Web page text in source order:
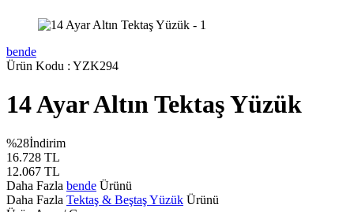
bende
Ürün Kodu : YZK294
14 Ayar Altın Tektaş Yüzük
%28İndirim
16.728 TL
12.067 TL
Daha Fazla bende Ürünü
Daha Fazla Tektaş & Beştaş Yüzük Ürünü